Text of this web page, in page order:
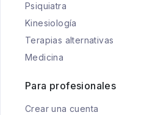
Psiquiatra
Kinesiología
Terapias alternativas
Medicina
Para profesionales
Crear una cuenta